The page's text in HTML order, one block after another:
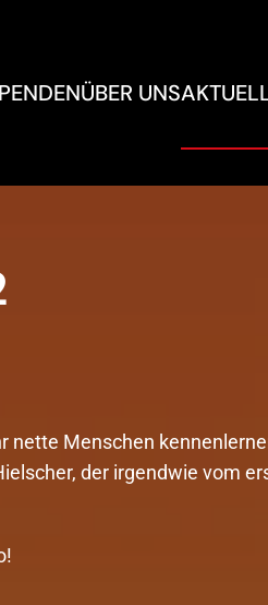
ÜBER UNS
nette Menschen
der irgendwie vom